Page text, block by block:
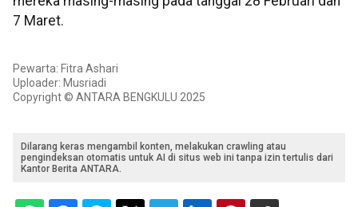
7 Maret.
Pewarta: Fitra Ashari
Uploader: Musriadi
Copyright © ANTARA BENGKULU 2025
Dilarang keras mengambil konten, melakukan crawling atau
pengindeksan otomatis untuk AI di situs web ini tanpa izin tertulis dari
Kantor Berita ANTARA.